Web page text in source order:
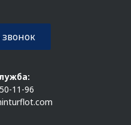
звонок
11-96